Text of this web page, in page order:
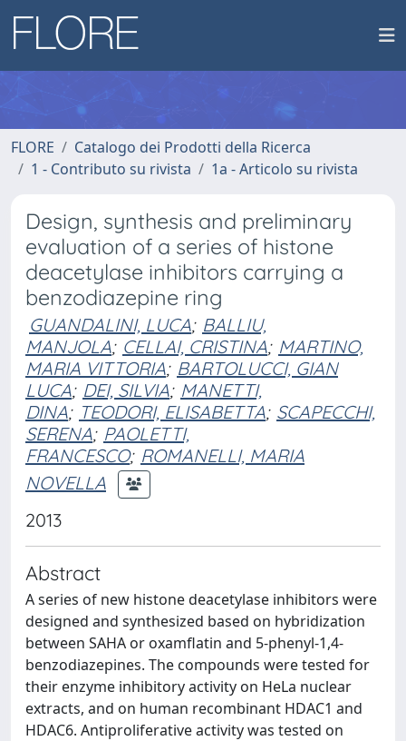
FLORE
Catalogo dei Prodotti della Ricerca
1 - Contributo su rivista
1a - Articolo su rivista
Design, synthesis and preliminary
evaluation of a series of histone
deacetylase inhibitors carrying a
benzodiazepine ring
GUANDALINI, LUCA; BALLIU,
MANJOLA; CELLAI, CRISTINA; MARTINO,
MARIA VITTORIA; BARTOLUCCI, GIAN
LUCA; DEI, SILVIA; MANETTI,
DINA; TEODORI, ELISABETTA; SCAPECCHI,
SERENA; PAOLETTI,
FRANCESCO; ROMANELLI, MARIA
NOVELLA
2013
Abstract
A series of new histone deacetylase inhibitors were
designed and synthesized based on hybridization
between SAHA or oxamflatin and 5-phenyl-1,4-
benzodiazepines. The compounds were tested for
their enzyme inhibitory activity on HeLa nuclear
extracts, and on human recombinant HDAC1 and
HDAC6. Antiproliferative activity was tested on